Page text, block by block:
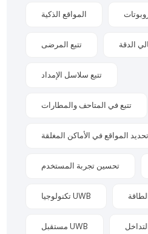
المواقع الذكية
تتبع المرضى الدقة
تتبع سلاسل الإمداد
تتبع في المتاحف والمطارات
تحديد المواقع في الأماكن المغلقة
تحسين تجربة المستخدم
تكنولوجيا UWB
مستقبل UWB